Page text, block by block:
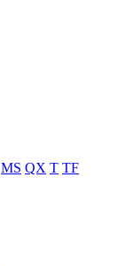
MS QX T TF